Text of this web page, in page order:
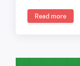
Read more